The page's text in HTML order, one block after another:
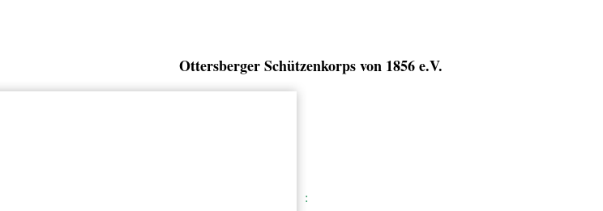
Ottersberger Schützenkorps von 1856 e.V.
: